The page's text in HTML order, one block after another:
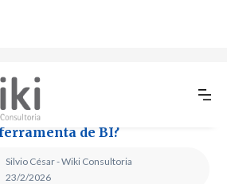
empresa realmente
de BI?
Silvio César - Wiki Consultoria
23/2/2026